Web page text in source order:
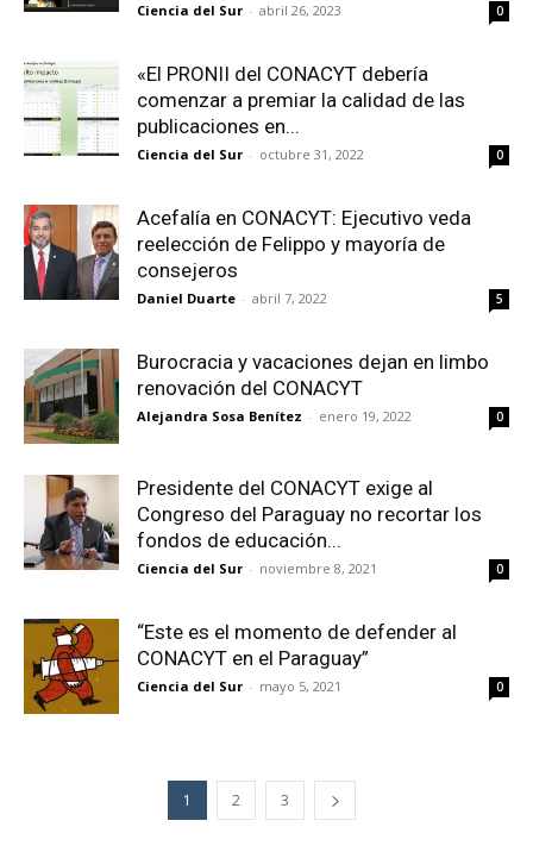
Ciencia del Sur - abril 26, 2023 0
«El PRONII del CONACYT debería
comenzar a premiar la calidad de las
publicaciones en...
Ciencia del Sur - octubre 31, 2022 0
Acefalía en CONACYT: Ejecutivo veda
reelección de Felippo y mayoría de
consejeros
Daniel Duarte - abril 7, 2022 5
Burocracia y vacaciones dejan en limbo
renovación del CONACYT
Alejandra Sosa Benítez - enero 19, 2022 0
Presidente del CONACYT exige al
Congreso del Paraguay no recortar los
fondos de educación...
Ciencia del Sur - noviembre 8, 2021 0
“Este es el momento de defender al
CONACYT en el Paraguay”
Ciencia del Sur - mayo 5, 2021 0
1 2 3